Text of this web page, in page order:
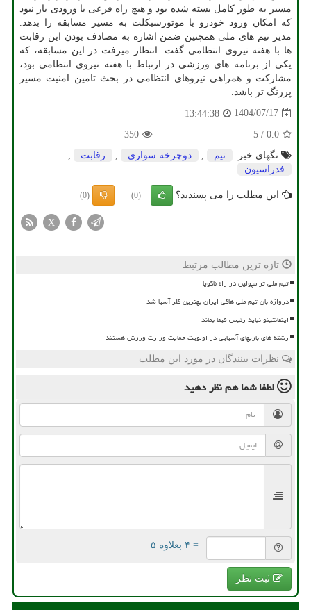
مسیر به طور کامل بسته شده بود و هیچ راه فرعی یا ورودی باز نبود
که امکان ورود خودرو یا موتورسیکلت به مسیر مسابقه را بدهد.
مدیر تیم های ملی همچنین ضمن اشاره به مصادف بودن این رقابت
ها با هفته نیروی انتظامی گفت: انتظار میرفت در این مسابقه، که
یکی از برنامه های ورزشی در ارتباط با هفته نیروی انتظامی بود،
مشارکت و همراهی نیروهای انتظامی در بحث تامین امنیت مسیر
پررنگ تر باشد.
1404/07/17
13:44:38
0.0
/
5
350
تگهای خبر:
تیم دوچرخه سواری رقابت
فدراسیون
این مطلب را می پسندید؟ (0)
(0)
X
تازه ترین مطالب مرتبط
تیم ملی ترامپولین در راه ناگویا
دروازه بان تیم ملی هاکی ایران بهترین گلر آسیا شد
اینفانتینو نباید رئیس فیفا بماند
رشته های بازیهای آسیایی در اولویت حمایت وزارت ورزش هستند
نظرات بینندگان در مورد این مطلب
لطفا شما همنظر دهید
= ۴ بعلاوه ۵
ثبت نظر